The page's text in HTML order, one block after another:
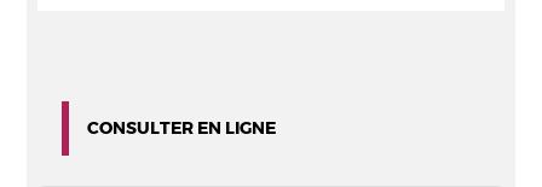
CONSULTER EN LIGNE